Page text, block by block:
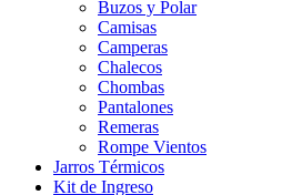
Buzos y Polar
Camisas
Camperas
Chalecos
Chombas
Pantalones
Remeras
Rompe Vientos
Jarros Térmicos
Kit de Ingreso